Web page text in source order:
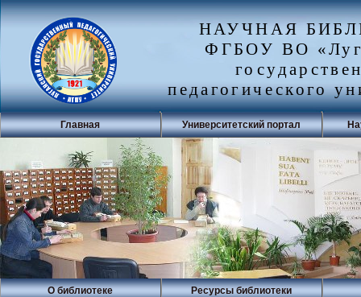
НАУЧНАЯ
ФГБОУ ВО
педагогического
Главная Университетский портал
О библиотеке Ресурсы библиотеки